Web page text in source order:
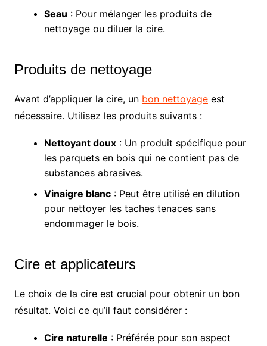
Seau : Pour mélanger les produits de
nettoyage ou diluer la cire.
Produits de nettoyage
Avant d’appliquer la cire, un bon nettoyageest
nécessaire. Utilisez les produits suivants :
Nettoyant doux: Un produit spécifique pour
les parquets en bois qui ne contient pas de
substances abrasives.
Vinaigre blanc: Peut être utilisé en dilution
pour nettoyer les taches tenaces sans
endommager le bois.
Cire et applicateurs
Le choix de la cire est crucial pour obtenir un bon
résultat. Voici ce qu’il faut considérer :
Cire naturelle : Préférée pour son aspect